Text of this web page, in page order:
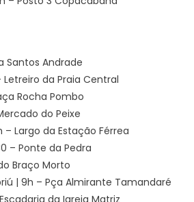
Santos Andrade
Letreiro da Praia Central
Rocha Pombo
do Peixe
– Largo da Estação Férrea
– Ponte da Pedra
Braço Morto
| 9h – Pça Almirante Tamandaré
da Igreja Matriz